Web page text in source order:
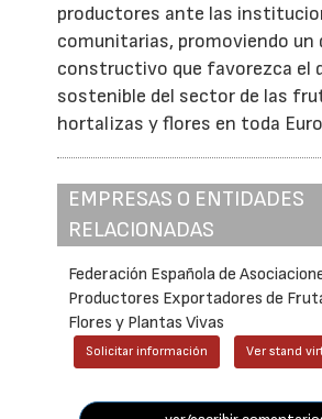
productores ante las
comunitarias, promoviendo un
constructivo que favorezca el
sostenible del sector de las
hortalizas y flores en toda
EMPRESAS O ENTIDADES
RELACIONADAS
Federación Española de
Productores Exportadores de
Flores y Plantas Vivas
Solicitar información Ver stand